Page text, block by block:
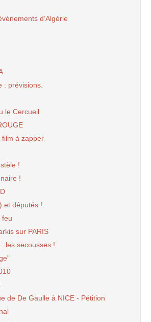
d’Algérie
: prévisions.
le Cercueil
film à zapper
!
!
et députés !
feu
sur PARIS
les secousses !
de De Gaulle à NICE - Pétition